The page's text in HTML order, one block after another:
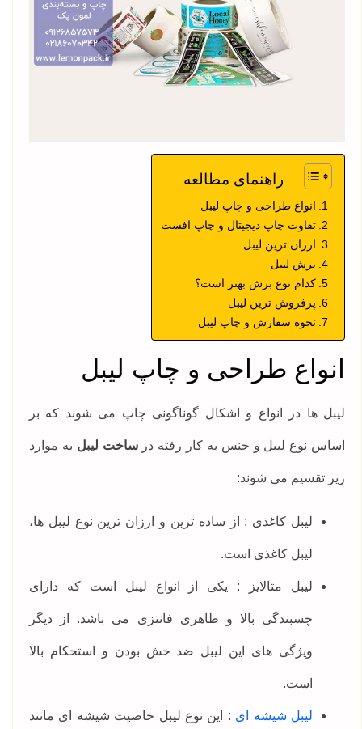
راهنمای مطالعه
انواع طراحی و چاپ لیبل
تفاوت چاپ دیجیتال و چاپ افست
ارزان ترین لیبل
برش لیبل
کدام نوع برش بهتر است؟
پرفروش ترین لیبل
نحوه سفارش و چاپ لیبل
انواع طراحی و چاپ لیبل
لیبل ها در انواع و اشکال گوناگونی چاپ می شوند که بر
اساس نوع لیبل و جنس به کار رفته درساخت لیبل به موارد
زیر تقسیم می شوند:
لیبل کاغذی : از ساده ترین و ارزان ترین نوع لیبل ها،
لیبل کاغذی است.
لیبل متالایز : یکی از انواع لیبل است که دارای
چسبندگی بالا و ظاهری فانتزی می باشد. از دیگر
ویژگی های این لیبل ضد خش بودن و استحکام بالا
است.
لیبل شیشه ای : این نوع لیبل خاصیت شیشه ای مانند